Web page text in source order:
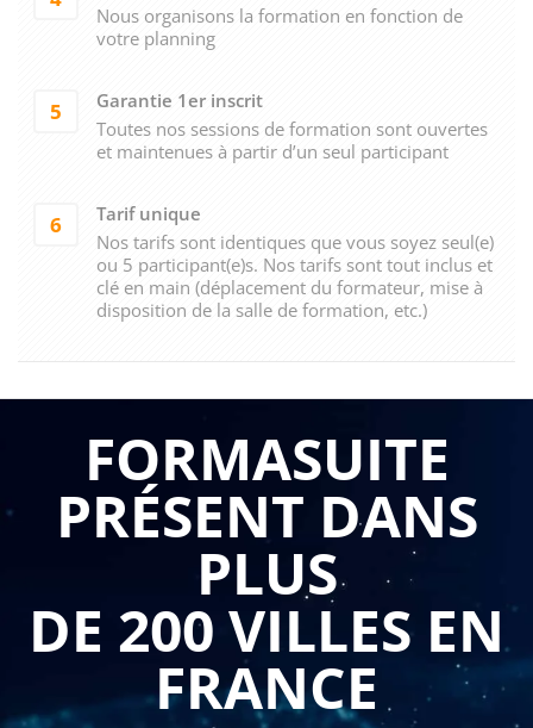
Nous organisons la formation en fonction de
votre planning
5
Garantie 1er inscrit
Toutes nos sessions de formation sont ouvertes
et maintenues à partir d’un seul participant
6
Tarif unique
Nos tarifs sont identiques que vous soyez seul(e)
ou 5 participant(e)s. Nos tarifs sont tout inclus et
clé en main (déplacement du formateur, mise à
disposition de la salle de formation, etc.)
FORMASUITE
PRÉSENT DANS
PLUS
DE 200 VILLES EN
FRANCE